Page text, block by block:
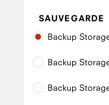
SAUVEGARDE
Backup
Backup
Backup